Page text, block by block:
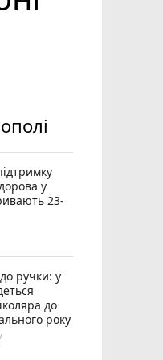
у
23-
ручки: у
до
року